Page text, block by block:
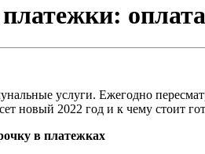
услуги. Ежегодно
новый 2022 год и к чему стоит
в платежках